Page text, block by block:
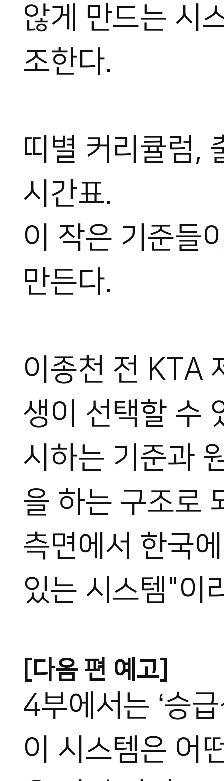
않게 만드는 시
조한다.
띠별 커리큘럼,
시간표.
이 작은 기준들
만든다.
이종천 전 KTA
생이 선택할 수
시하는 기준과
을 하는 구조로
측면에서 한국
있는 시스템"이
[다음 편 예고]
4부에서는 ‘승
이 시스템은 어
관련 뉴스